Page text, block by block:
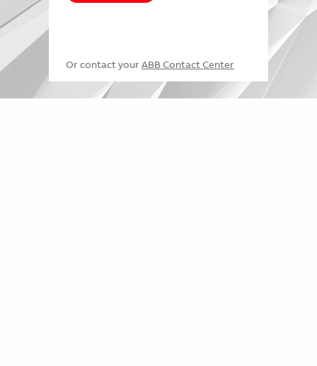
Or contact your ABB Contact Center